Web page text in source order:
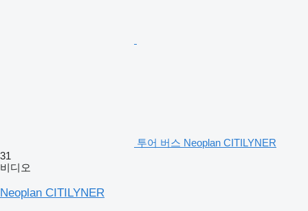
투어 버스 Neoplan CITILYNER
31
비디오
Neoplan CITILYNER